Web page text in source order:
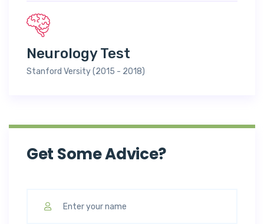
Neurology Test
Stanford Versity (2015 - 2018)
Get Some Advice?